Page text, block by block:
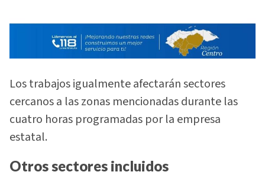
Los trabajos igualmente afectarán sectores
cercanos a las zonas mencionadas durante las
cuatro horas programadas por la empresa
estatal.
Otros sectores incluidos